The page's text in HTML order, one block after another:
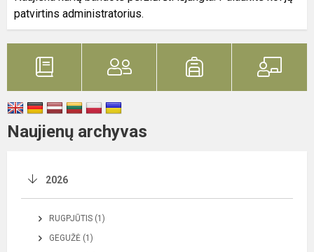
patvirtins administratorius.
Naujienų archyvas
2026
RUGPJŪTIS (1)
GEGUŽĖ (1)